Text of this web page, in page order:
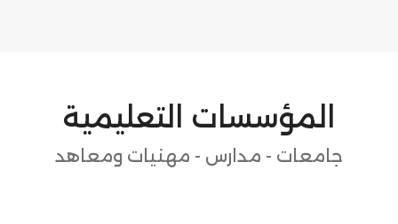
المؤسسات التعليمية
جامعات - مدارس - مهنيات ومعاهد